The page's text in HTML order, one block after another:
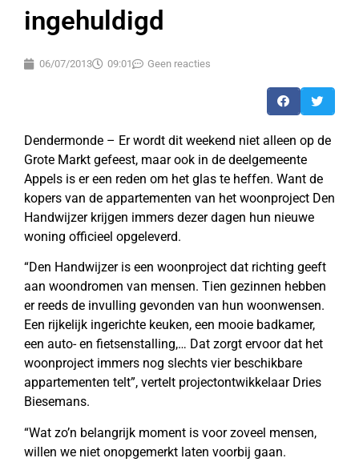
ingehuldigd
06/07/2013 09:01 Geen reacties
Dendermonde – Er wordt dit weekend niet alleen op de
Grote Markt gefeest, maar ook in de deelgemeente
Appels is er een reden om het glas te heffen. Want de
kopers van de appartementen van het woonproject Den
Handwijzer krijgen immers dezer dagen hun nieuwe
woning officieel opgeleverd.
“Den Handwijzer is een woonproject dat richting geeft
aan woondromen van mensen. Tien gezinnen hebben
er reeds de invulling gevonden van hun woonwensen.
Een rijkelijk ingerichte keuken, een mooie badkamer,
een auto- en fietsenstalling,… Dat zorgt ervoor dat het
woonproject immers nog slechts vier beschikbare
appartementen telt”, vertelt projectontwikkelaar Dries
Biesemans.
“Wat zo’n belangrijk moment is voor zoveel mensen,
willen we niet onopgemerkt laten voorbij gaan.